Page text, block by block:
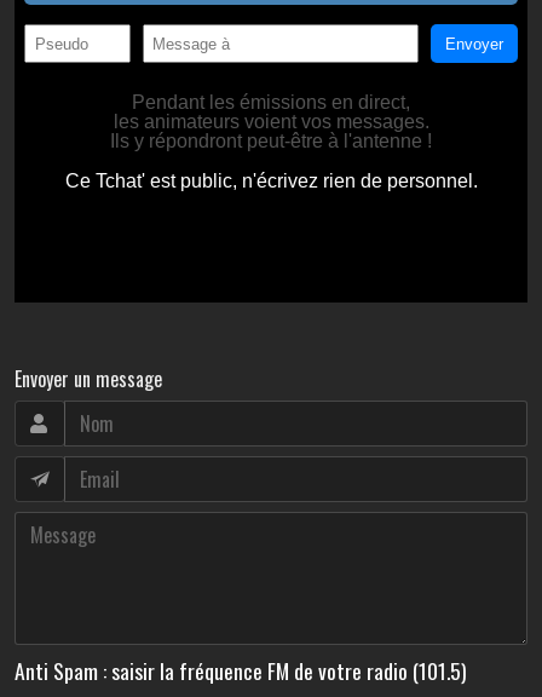
Envoyer un message
Anti Spam : saisir la fréquence FM de votre radio (101.5)